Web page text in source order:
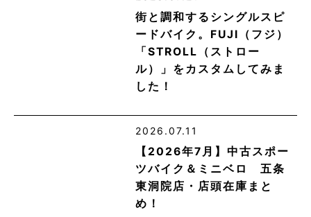
街と調和するシングルスピ
ードバイク。FUJI（フジ）
「STROLL（ストロー
ル）」をカスタムしてみま
した！
2026.07.11
【2026年7月】中古スポー
ツバイク＆ミニベロ 五条
東洞院店・店頭在庫まと
め！